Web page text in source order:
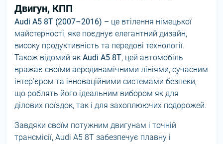
Двигун, КПП
Audi A5 8T (2007–2016) – це втілення німецької
майстерності, яке поєднує елегантний дизайн,
високу продуктивність та передові технології.
Також відомий як Audi A5 8T, цей автомобіль
вражає своїми аеродинамічними лініями, сучасним
інтер’єром та інноваційними системами безпеки,
що роблять його ідеальним вибором як для
ділових поїздок, так і для захоплюючих подорожей.
Завдяки своїм потужним двигунам і точній
трансмісії, Audi A5 8T забезпечує плавну і